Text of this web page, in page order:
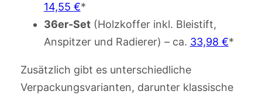
14,55 €*
36er-Set(Holzkoffer inkl. Bleistift,
Anspitzer und Radierer) – ca. 33,98 €*
Zusätzlich gibt es unterschiedliche
Verpackungsvarianten, darunter klassische